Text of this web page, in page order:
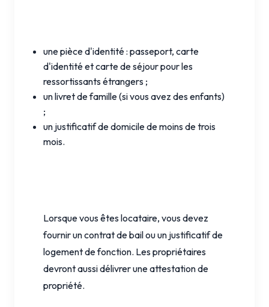
une pièce d'identité : passeport, carte
d'identité et carte de séjour pour les
ressortissants étrangers ;
un livret de famille (si vous avez des enfants)
;
un justificatif de domicile de moins de trois
mois.
Lorsque vous êtes locataire, vous devez
fournir un contrat de bail ou un justificatif de
logement de fonction. Les propriétaires
devront aussi délivrer une attestation de
propriété.